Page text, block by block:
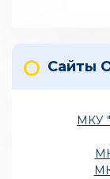
Сайты
МКУ